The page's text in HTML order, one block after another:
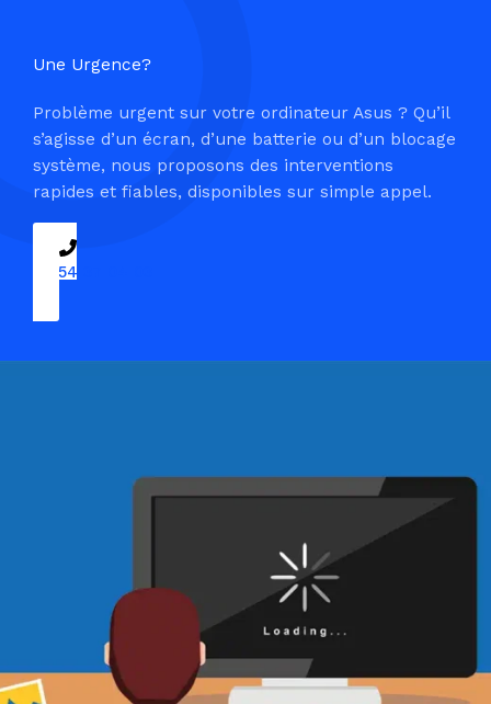
Une Urgence?
Problème urgent sur votre ordinateur Asus ? Qu’il
s’agisse d’un écran, d’une batterie ou d’un blocage
système, nous proposons des interventions
rapides et fiables, disponibles sur simple appel.
09 54 37 04 03